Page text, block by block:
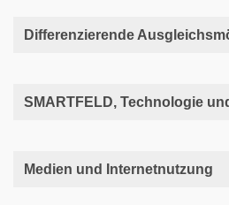
Differenzierende
SMARTFELD, Technologie
Medien und Internetnutzung